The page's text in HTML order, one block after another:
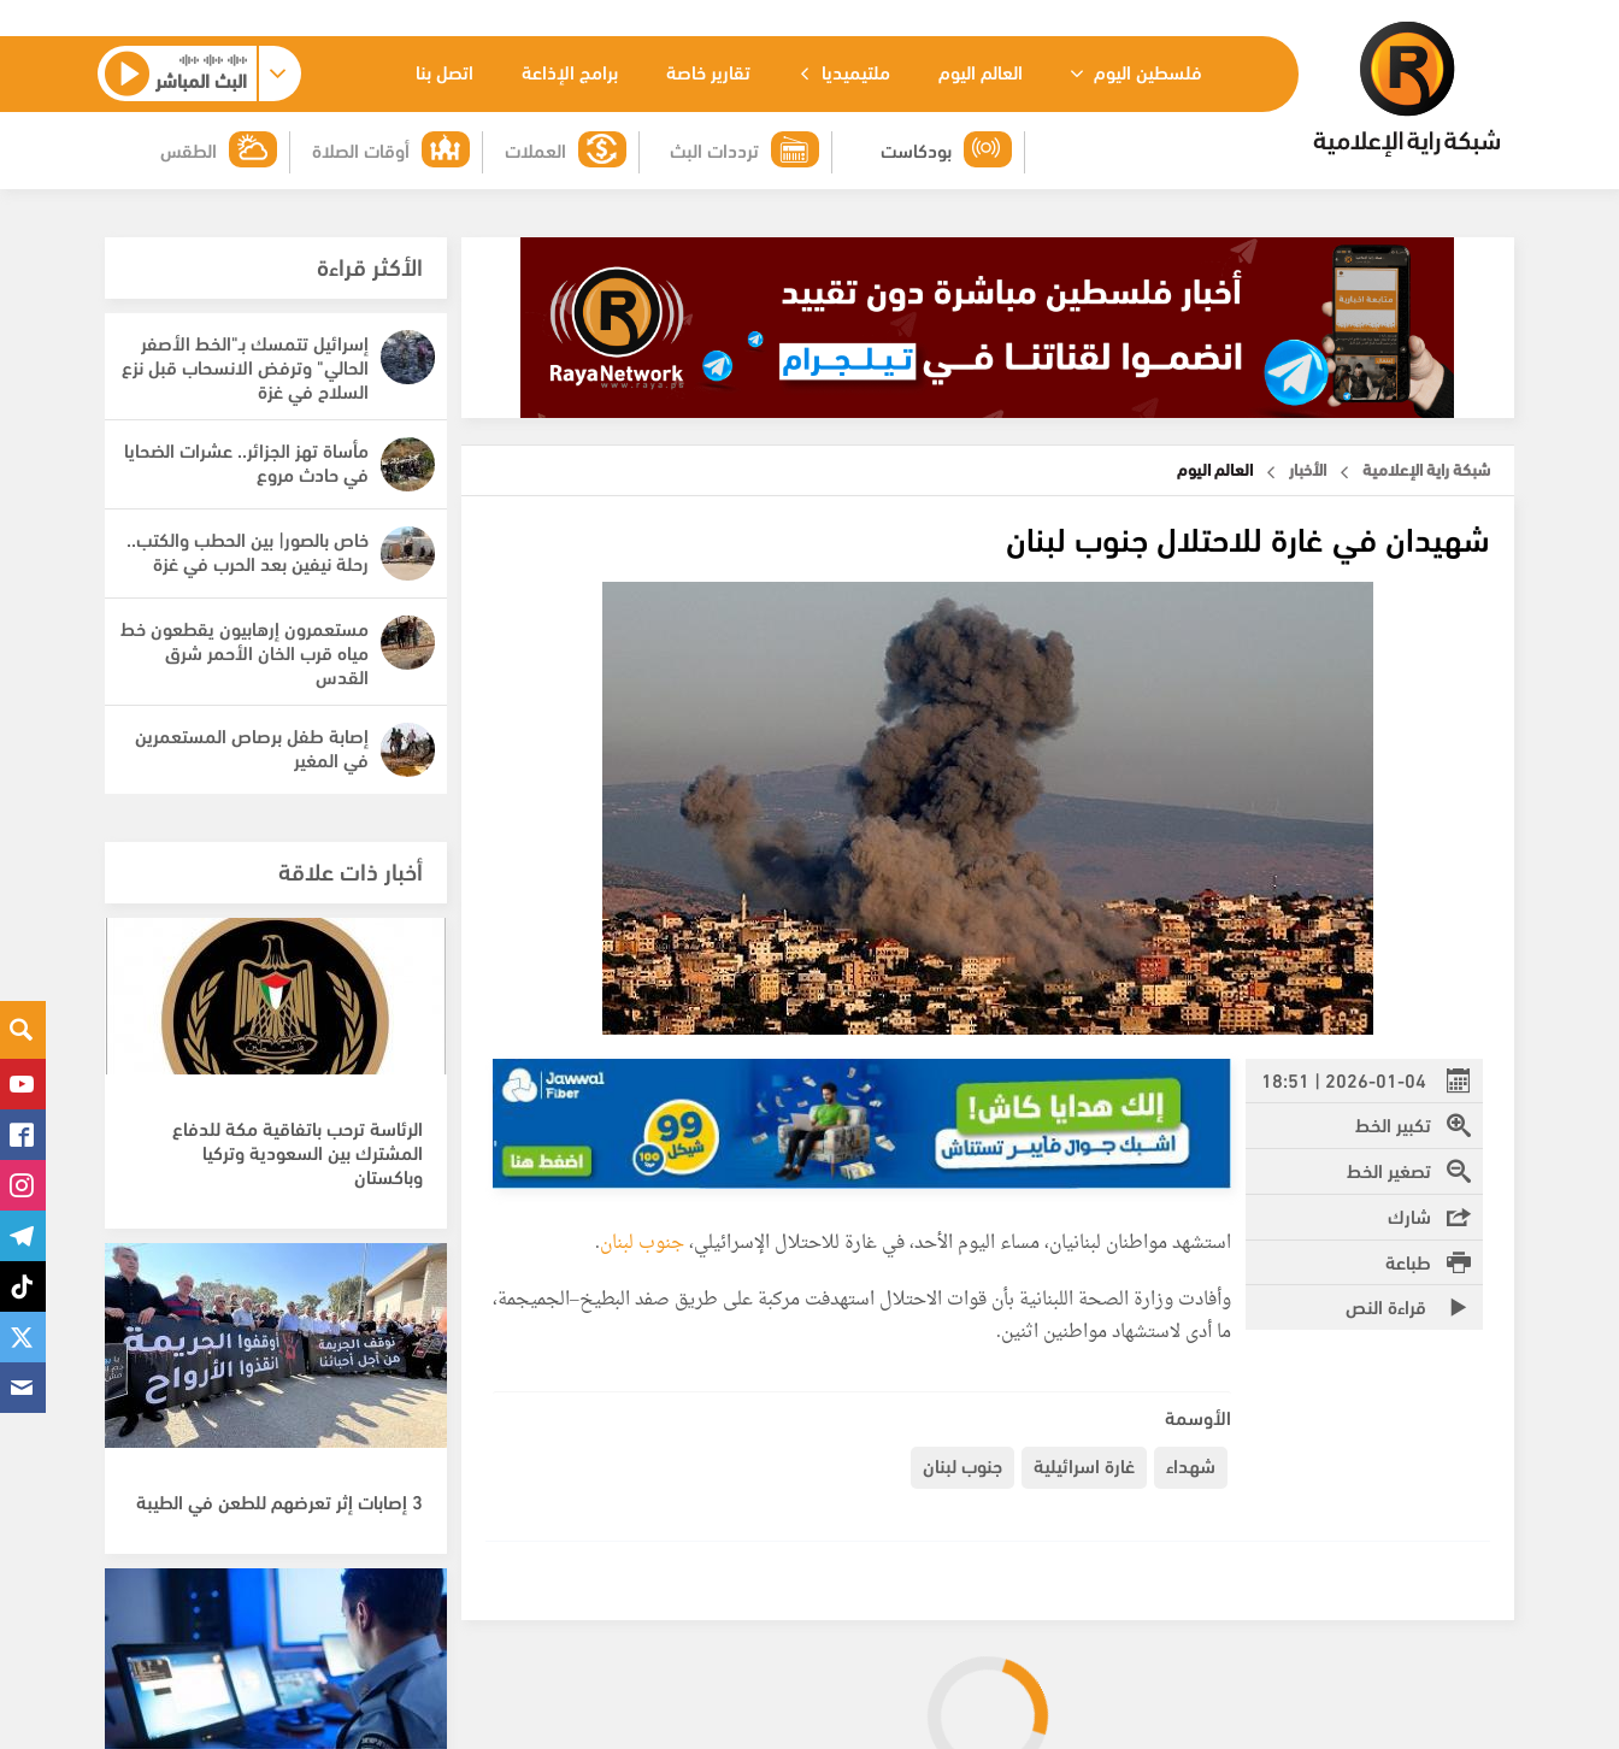
فلسطين اليوم العالم اليوم ملتيميديا تقارير خاصة برامج الإذاعة اتصل بنا البث المباشر
الطقس أوقات الصلاة العملات ترددات البث بودكاست
شبكة راية الإعلامية الأخبار العالم اليوم
شهيدان في غارة للاحتلال جنوب لبنان
2026-01-04 | 18:51
تكبير الخط
تصغير الخط
شارك
طباعة
قراءة النص
استشهد مواطنان لبنانيان، مساء اليوم الأحد، في غارة للاحتلال الإسرائيلي،جنوب لبنان.
وأفادت وزارة الصحة اللبنانية بأن قوات الاحتلال استهدفت مركبة على طريق صفد البطيخ–الجميجمة،
ما أدى لاستشهاد مواطنين اثنين.
الأوسمة
شهداء
غارة اسرائيلية جنوب لبنان
الأكثر قراءة
إسرائيل تتمسك بـ"الخط الأصفر
الحالي" وترفض الانسحاب قبل نزع
السلاح في غزة
مأساة تهز الجزائر.. عشرات الضحايا
في حادث مروع
خاص بالصور| بين الحطب والكتب..
رحلة نيفين بعد الحرب في غزة
مستعمرون إرهابيون يقطعون خط
مياه قرب الخان الأحمر شرق
القدس
إصابة طفل برصاص المستعمرين
في المغير
أخبار ذات علاقة
الرئاسة ترحب باتفاقية مكة للدفاع
المشترك بين السعودية وتركيا
وباكستان
3 إصابات إثر تعرضهم للطعن في الطيبة